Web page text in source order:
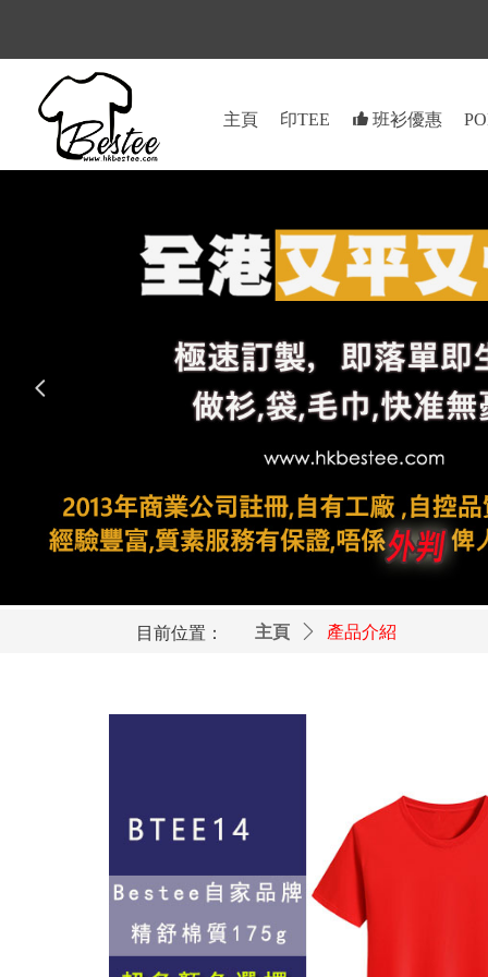
넳
主頁 印TEE 뀗 班衫優惠
目前位置： 主頁 ꄲ 產品介紹